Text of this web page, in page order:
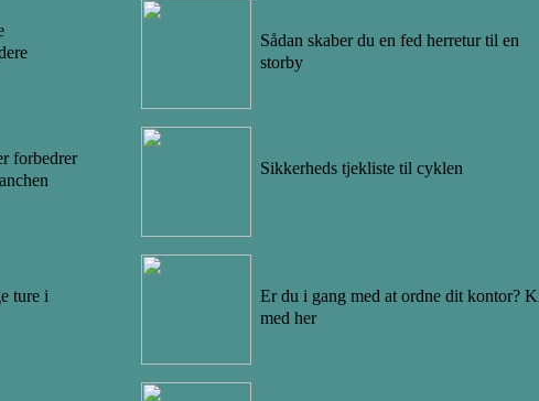
forbedrer
ture i
Sådan skaber du en fed herretur til en
storby
Sikkerheds tjekliste til cyklen
Er du i gang med at ordne dit kontor?
med her